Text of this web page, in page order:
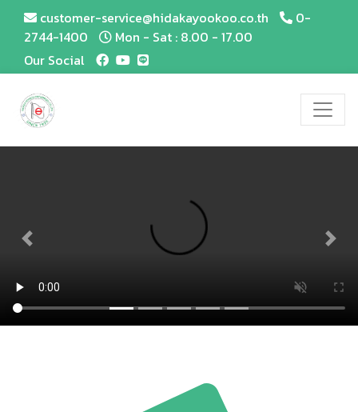
customer-service@hidakayookoo.co.th
0-
2744-1400
Mon - Sat : 8.00 - 17.00
Our Social
Previous Next